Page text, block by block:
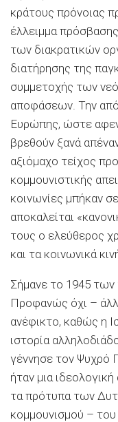
κράτους πρόνοιας
έλλειμμα
των διακρατικών
διατήρησης της
συμμετοχής των
αποφάσεων. Την
Ευρώπης, ώστε
βρεθούν ξανά
αξιόμαχο τείχος
κομμουνιστικής
κοινωνίες μπήκαν
αποκαλείται
τους ο ελεύθερος
και τα κοινωνικά
Σήμανε το 1945
Προφανώς όχι –
ανέφικτο, καθώς η
ιστορία
γέννησε τον Ψυχρό
ήταν μια
τα πρότυπα των
κομμουνισμού –